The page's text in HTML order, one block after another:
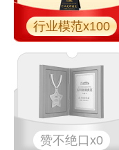
行业模范x100
赞不绝口x0